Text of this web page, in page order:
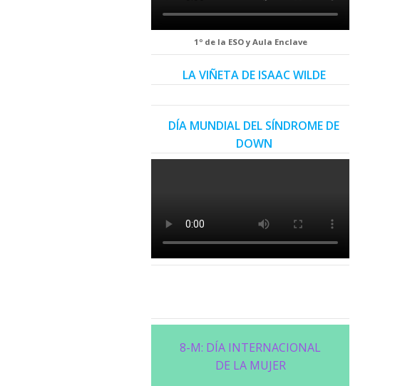
1º de la ESO y Aula Enclave
LA VIÑETA DE ISAAC WILDE
DÍA MUNDIAL DEL SÍNDROME DE
DOWN
8-M: DÍA INTERNACIONAL
DE LA MUJER